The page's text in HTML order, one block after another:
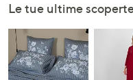
Le tue ultime